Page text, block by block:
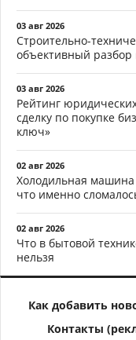
03 авг 2026
Строительно-
объективный разбор
03 авг 2026
Рейтинг
сделку по покупке
ключ»
02 авг 2026
Холодильная машина
что именно
02 авг 2026
Что в бытовой
нельзя
Как добавить
Контакты